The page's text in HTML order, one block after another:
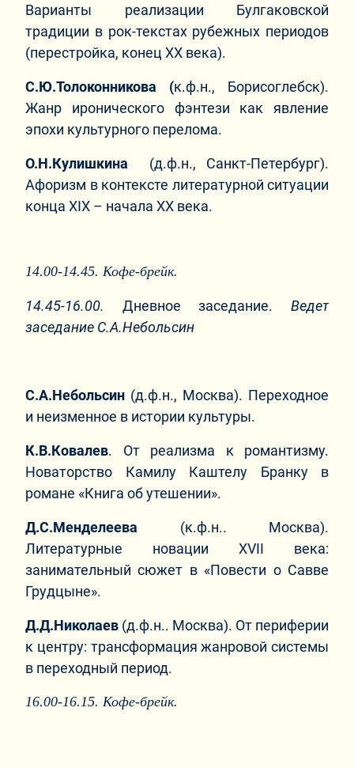
Варианты реализации Булгаковской
традиции в рок-текстах рубежных периодов
(перестройка, конец ХХ века).
С.Ю.Толоконникова (к.ф.н., Борисоглебск).
Жанр иронического фэнтези как явление
эпохи культурного перелома.
О.Н.Кулишкина
(д.ф.н., Санкт-Петербург).
Афоризм в контексте литературной ситуации
конца XIX – начала ХХ века.
14.00-14.45. Кофе-брейк.
14.45-16.00. Дневное заседание. Ведет
заседание С.А.Небольсин
С.А.Небольсин (д.ф.н., Москва). Переходное
и неизменное в истории культуры.
К.В.Ковалев. От реализма к романтизму.
Новаторство Камилу Каштелу Бранку в
романе «Книга об утешении».
Д.С.Менделеева (к.ф.н.. Москва).
Литературные новации XVII века:
занимательный сюжет в «Повести о Савве
Грудцыне».
Д.Д.Николаев (д.ф.н.. Москва). От периферии
к центру: трансформация жанровой системы
в переходный период.
16.00-16.15. Кофе-брейк.